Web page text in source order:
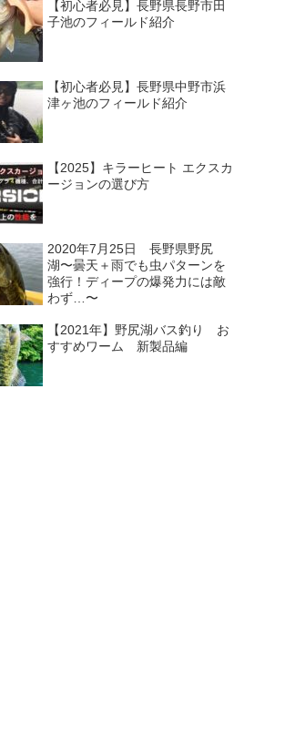
【初心者必見】長野県長野市田
子池のフィールド紹介
【初心者必見】長野県中野市浜
津ヶ池のフィールド紹介
【2025】キラーヒート エクスカ
ージョンの選び方
2020年7月25日 長野県野尻
湖〜曇天＋雨でも虫パターンを
強行！ディープの爆発力には敵
わず…〜
【2021年】野尻湖バス釣り お
すすめワーム 新製品編